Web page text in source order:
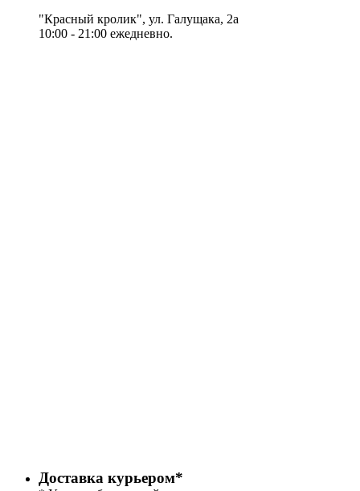
"Красный кролик", ул. Галущака, 2а
10:00 - 21:00 ежедневно.
Доставка курьером*